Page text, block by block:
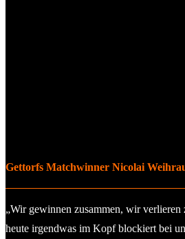
Gettorfs Matchwinner Nicolai
„Wir gewinnen zusammen, wir
heute irgendwas im Kopf blockiert bei